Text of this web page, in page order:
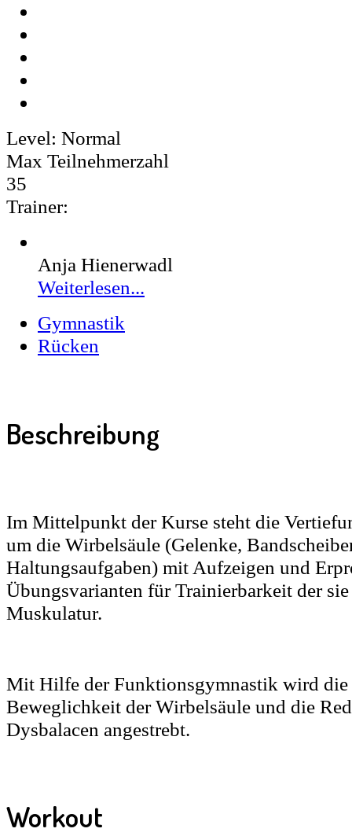
Level: Normal
Max Teilnehmerzahl
35
Trainer:
Anja Hienerwadl
Weiterlesen...
Gymnastik
Rücken
Beschreibung
Im Mittelpunkt der Kurse steht die
um die Wirbelsäule (Gelenke,
Haltungsaufgaben) mit Aufzeigen und
Übungsvarianten für Trainierbarkeit der
Muskulatur.
Mit Hilfe der Funktionsgymnastik wird die
Beweglichkeit der Wirbelsäule und die
Dysbalacen angestrebt.
Workout